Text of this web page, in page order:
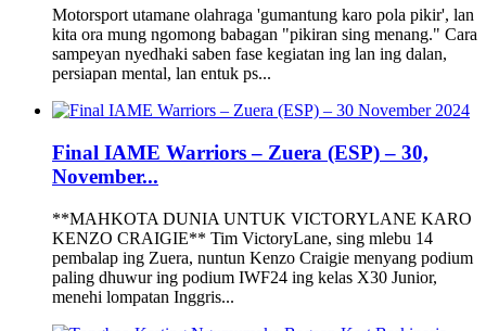
Motorsport utamane olahraga 'gumantung karo pola pikir', lan
kita ora mung ngomong babagan "pikiran sing menang." Cara
sampeyan nyedhaki saben fase kegiatan ing lan ing dalan,
persiapan mental, lan entuk ps...
Final IAME Warriors – Zuera (ESP) – 30,
November...
**MAHKOTA DUNIA UNTUK VICTORYLANE KARO
KENZO CRAIGIE** Tim VictoryLane, sing mlebu 14
pembalap ing Zuera, nuntun Kenzo Craigie menyang podium
paling dhuwur ing podium IWF24 ing kelas X30 Junior,
menehi lompatan Inggris...